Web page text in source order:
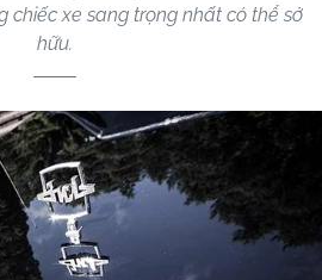
chiếc xe sang trọng nhất có thể sở
hữu.